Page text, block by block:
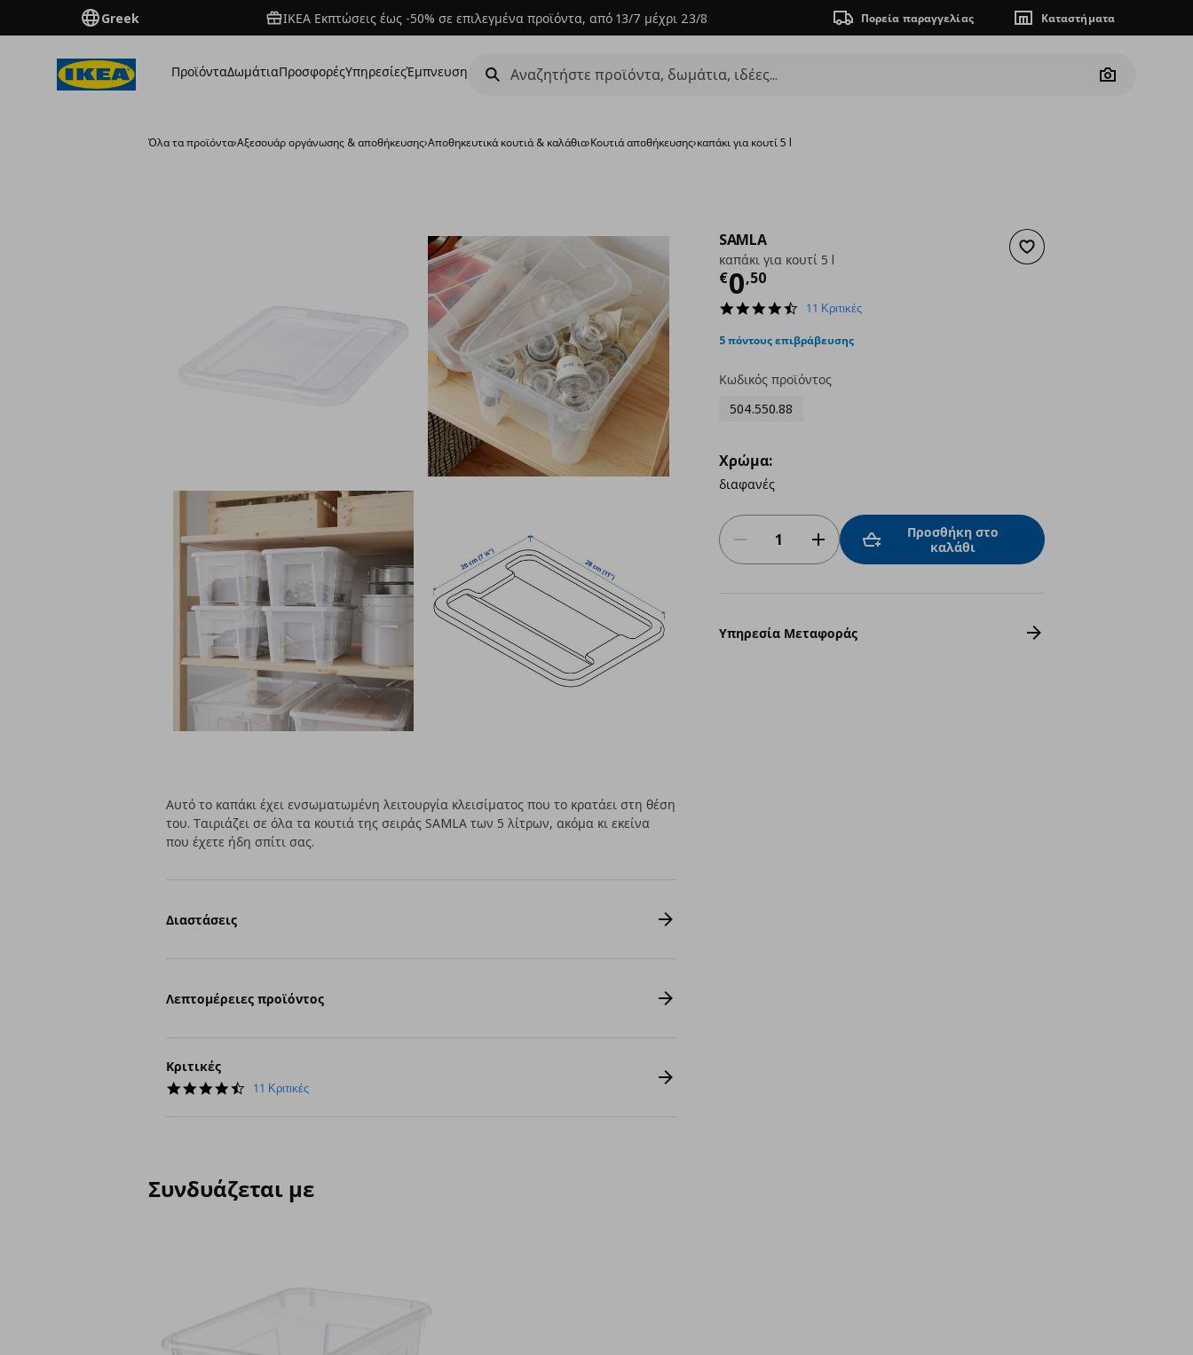
Greek ΙΚΕΑ Εκπτώσεις έως -50% σε επιλεγμένα προϊόντα, από 13/7 μέχρι 23/8 Πορεία παραγγελίας Καταστήματα
ΠροϊόνταΔωμάτιαΠροσφορέςΥπηρεσίεςΈμπνευση
Camera
Όλα τα προϊόντα›Aξεσουάρ οργάνωσης & αποθήκευσης›Αποθηκευτικά κουτιά & καλάθια›Κουτιά αποθήκευσης›καπάκι για κουτί 5 l
Προσθήκη στα αγαπημένα
SAMLA
καπάκι για κουτί 5 l
€0,50
Τρέχουσα τιμή
4.6
rating
11 Κριτικές
5 πόντους επιβράβευσης
Κωδικός προϊόντος
504.550.88
Χρώμα:
διαφανές
Προσθήκη στο
καλάθι
Υπηρεσία Μεταφοράς
Αυτό το καπάκι έχει ενσωματωμένη λειτουργία κλεισίματος που το κρατάει στη θέση
του. Ταιριάζει σε όλα τα κουτιά της σειράς SAMLA των 5 λίτρων, ακόμα κι εκείνα
που έχετε ήδη σπίτι σας.
Διαστάσεις
Λεπτομέρειες προϊόντος
Κριτικές
4.6
11 Κριτικές
Συνδυάζεται με